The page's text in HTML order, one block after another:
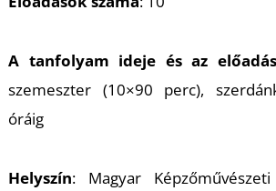
A tanfolyam ideje és az
szemeszter (10×90 perc),
óráig
Helyszín: Magyar